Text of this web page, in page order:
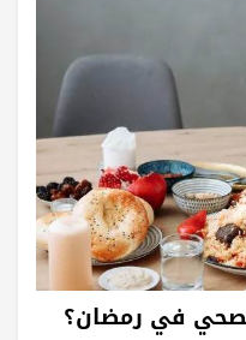
في رمضان؟